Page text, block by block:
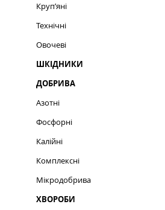
Круп’яні
Технічні
Овочеві
ШКІДНИКИ
ДОБРИВА
Азотні
Фосфорні
Калійні
Комплексні
Мікродобрива
ХВОРОБИ